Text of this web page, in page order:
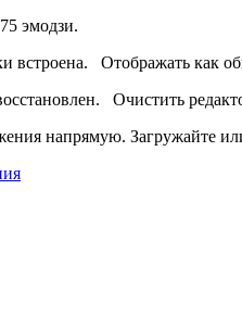
эмодзи.
встроена. Отображать как
Очистить
напрямую. Загружайте